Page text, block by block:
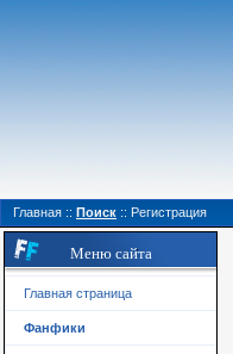
Главная :: Поиск :: Регистрация
Меню сайта
Главная страница
Фанфики